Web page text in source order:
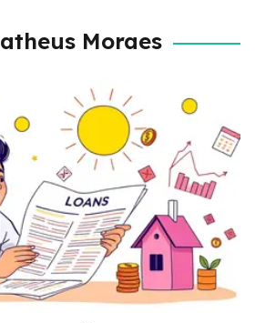
Moraes